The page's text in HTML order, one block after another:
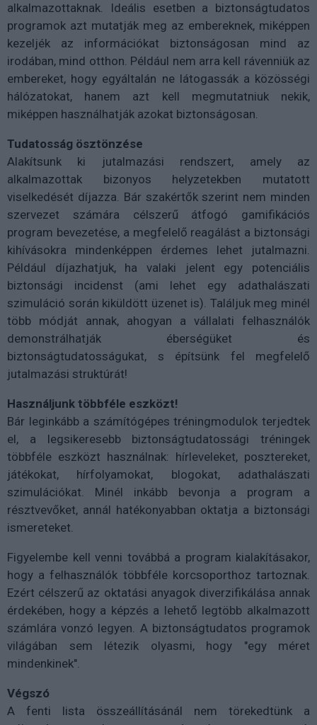
alkalmazottaknak. Ideális esetben a biztonságtudatos
programok azt mutatják meg az embereknek, miképpen
kezeljék az információkat biztonságosan mind az
irodában, mind otthon. Például nem arra kell rávenniük az
embereket, hogy egyáltalán ne látogassák a közösségi
hálózatokat, hanem azt kell megmutatniuk nekik,
miképpen használhatják azokat biztonságosan.
Tudatosság ösztönzése
Alakítsunk ki jutalmazási rendszert, amely az
alkalmazottak bizonyos helyzetekben mutatott
viselkedését díjazza. Bár szakértők szerint nem minden
szervezet számára célszerű átfogó gamifikációs
program bevezetése, a megfelelő reagálást a biztonsági
kihívásokra mindenképpen érdemes lehet jutalmazni.
Például díjazhatjuk, ha valaki jelent egy potenciális
biztonsági incidenst (ami lehet egy adathalászati
szimuláció során kiküldött üzenet is). Találjuk meg minél
több módját annak, ahogyan a vállalati felhasználók
demonstrálhatják éberségüket és
biztonságtudatosságukat, s építsünk fel megfelelő
jutalmazási struktúrát!
Használjunk többféle eszközt!
Bár leginkább a számítógépes tréningmodulok terjedtek
el, a legsikeresebb biztonságtudatossági tréningek
többféle eszközt használnak: hírleveleket, posztereket,
játékokat, hírfolyamokat, blogokat, adathalászati
szimulációkat. Minél inkább bevonja a program a
résztvevőket, annál hatékonyabban oktatja a biztonsági
ismereteket.
Figyelembe kell venni továbbá a program kialakításakor,
hogy a felhasználók többféle korcsoporthoz tartoznak.
Ezért célszerű az oktatási anyagok diverzifikálása annak
érdekében, hogy a képzés a lehető legtöbb alkalmazott
számlára vonzó legyen. A biztonságtudatos programok
világában sem létezik olyasmi, hogy "egy méret
mindenkinek".
Végszó
A fenti lista összeállításánál nem törekedtünk a